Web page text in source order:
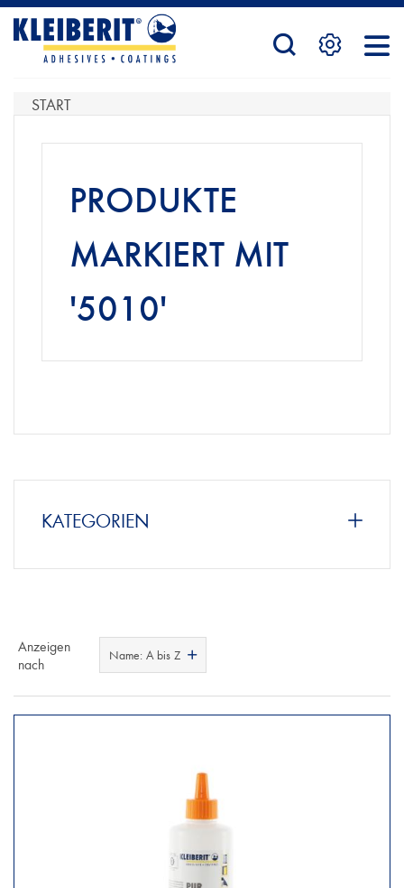
STARTSEITE
PRODUKTE
START
PRODUKTE
MARKIERT MIT
'5010'
KATEGORIEN
Anzeigen
nach
Name: A bis Z